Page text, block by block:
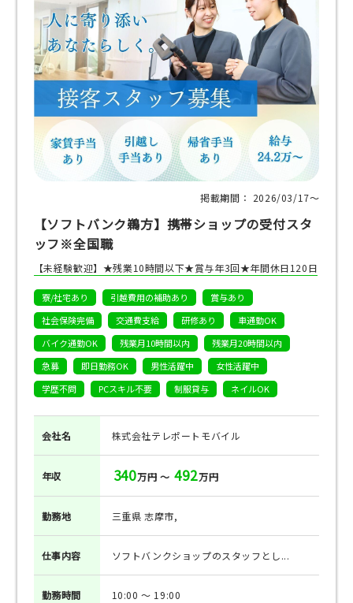
掲載期間： 2026/03/17〜
【ソフトバンク鵜方】携帯ショップの受付スタ
ッフ※全国職
【未経験歓迎】★残業10時間以下★賞与年3回★年間休日120日
寮/社宅あり 引越費用の補助あり
賞与あり
社会保険完備
交通費支給 研修あり
車通勤OK
バイク通勤OK
残業月10時間以内
残業月20時間以内
急募
即日勤務OK 男性活躍中
女性活躍中
学歴不問
PCスキル不要 制服貸与 ネイルOK
会社名 株式会社テレポートモバイル
年収 340万円 ～ 492万円
勤務地 三重県 志摩市,
仕事内容 ソフトバンクショップのスタッフとし...
勤務時間 10:00 ～ 19:00